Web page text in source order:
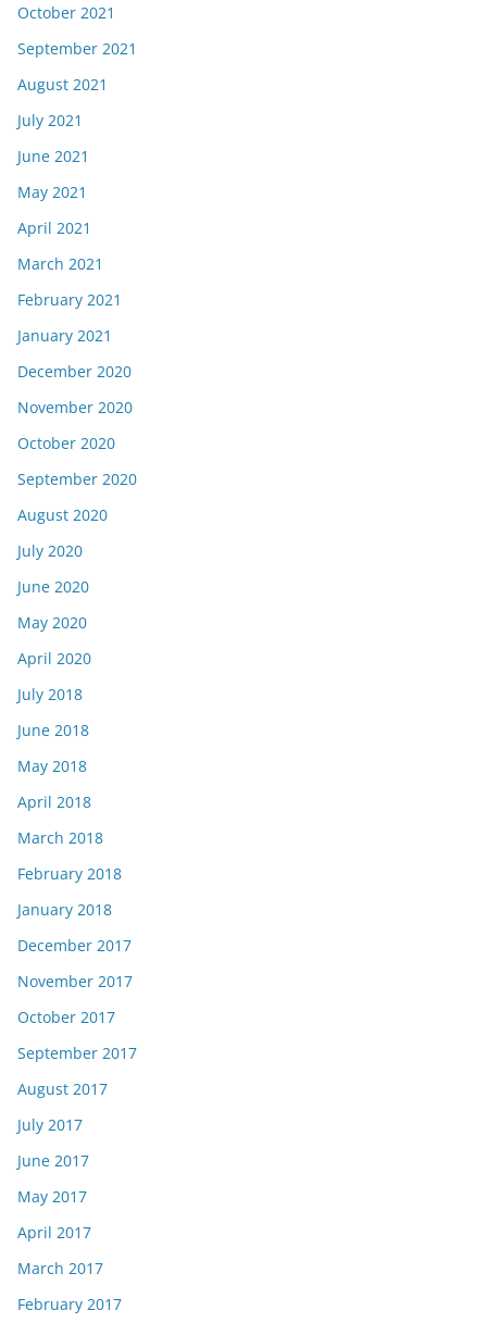
October 2021
September 2021
August 2021
July 2021
June 2021
May 2021
April 2021
March 2021
February 2021
January 2021
December 2020
November 2020
October 2020
September 2020
August 2020
July 2020
June 2020
May 2020
April 2020
July 2018
June 2018
May 2018
April 2018
March 2018
February 2018
January 2018
December 2017
November 2017
October 2017
September 2017
August 2017
July 2017
June 2017
May 2017
April 2017
March 2017
February 2017